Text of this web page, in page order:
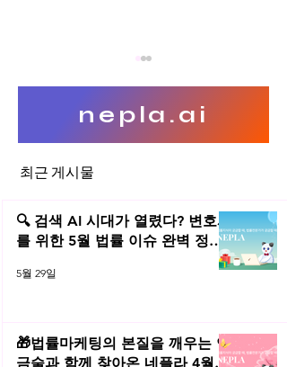
웨어 단속 대비 가이드
nepla.ai
최근 게시물
🔍 검색 AI 시대가 열렸다? 변호사
를 위한 5월 법률 이슈 완벽 정리 |
5월 29일
🎁법률마케팅의 본질을 깨우는 연
금술과 함께 찾아온 네플라 4월